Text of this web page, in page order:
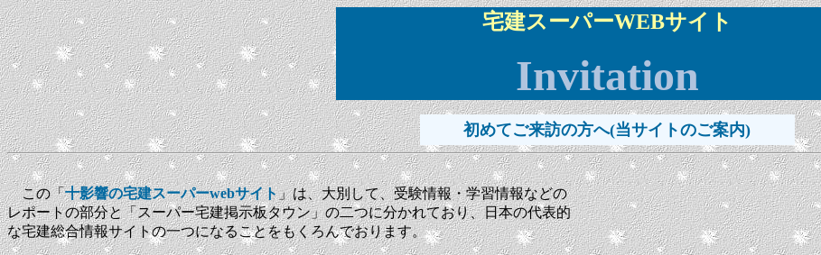
宅建スーパーWEBサイト
Invitation
初めてご来訪の方へ(当サイトのご案内)
この「十影響の宅建スーパーwebサイト」は、大別して、受験情報・学習情報などの
レポートの部分と「スーパー宅建掲示板タウン」の二つに分かれており、日本の代表的
な宅建総合情報サイトの一つになることをもくろんでおります。